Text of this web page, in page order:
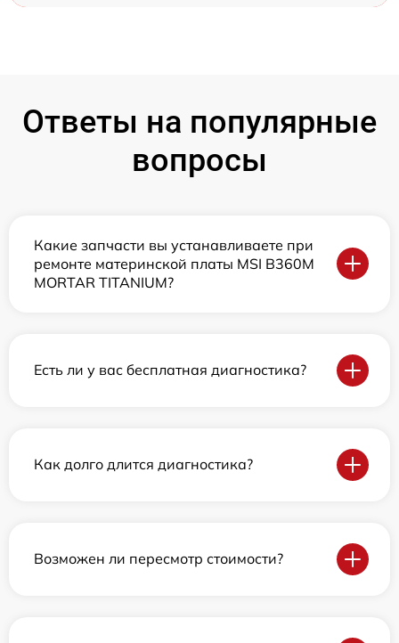
Ответы на популярные
вопросы
Какие запчасти вы устанавливаете при
ремонте материнской платы MSI B360M
MORTAR TITANIUM?
Есть ли у вас бесплатная диагностика?
Как долго длится диагностика?
Возможен ли пересмотр стоимости?